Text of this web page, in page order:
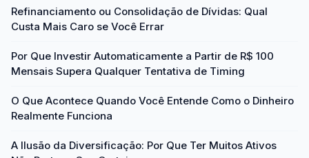
Refinanciamento ou Consolidação de Dívidas: Qual
Custa Mais Caro se Você Errar
Por Que Investir Automaticamente a Partir de R$ 100
Mensais Supera Qualquer Tentativa de Timing
O Que Acontece Quando Você Entende Como o Dinheiro
Realmente Funciona
A Ilusão da Diversificação: Por Que Ter Muitos Ativos